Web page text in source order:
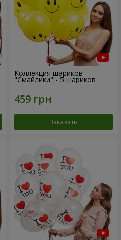
Коллекция шариков
"Смайлики" - 5 шариков
Заказать